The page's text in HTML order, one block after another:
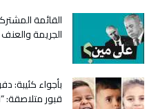
القائمة
الجريمة
بأجواء كئيبة:
قبور متلاصقة: